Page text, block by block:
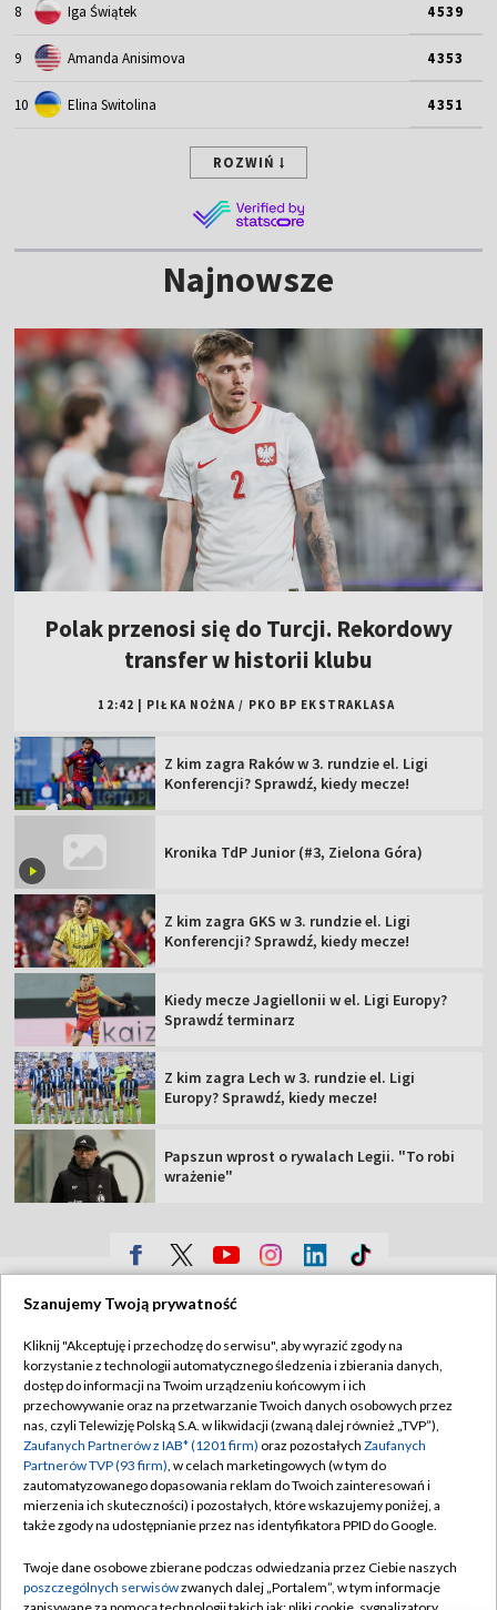
8 Iga Świątek 4539
9 Amanda Anisimova 4353
10 Elina Switolina 4351
ROZWIŃ
Najnowsze
Polak przenosi się do Turcji. Rekordowy
transfer w historii klubu
12:42 PIŁKA NOŻNA / PKO BP EKSTRAKLASA
Z kim zagra Raków w 3. rundzie el. Ligi
Konferencji? Sprawdź, kiedy mecze!
Kronika TdP Junior (#3, Zielona Góra)
Z kim zagra GKS w 3. rundzie el. Ligi
Konferencji? Sprawdź, kiedy mecze!
Kiedy mecze Jagiellonii w el. Ligi Europy?
Sprawdź terminarz
Z kim zagra Lech w 3. rundzie el. Ligi
Europy? Sprawdź, kiedy mecze!
Papszun wprost o rywalach Legii. "To robi
wrażenie"
Sklep TVP
Biuro Reklamy
Oferta Handlowa
Telegazeta ogłoszenia
Emisja w TVP
Ogłoszenia przetargowe
Polityka prywatności
Moje zgody
Biuro reklamy
Kontakt
©2026 Telewizja Polska Spółka Akcyjna w likwidacji
Szanujemy Twoją prywatność
Kliknij "Akceptuję i przechodzę do serwisu", aby wyrazić zgody na
korzystanie z technologii automatycznego śledzenia i zbierania danych,
dostęp do informacji na Twoim urządzeniu końcowym i ich
przechowywanie oraz na przetwarzanie Twoich danych osobowych przez
nas, czyli Telewizję Polską S.A. w likwidacji (zwaną dalej również „TVP”),
Zaufanych Partnerów z IAB* (1201 firm) oraz pozostałych Zaufanych
Partnerów TVP (93 firm), w celach marketingowych (w tym do
zautomatyzowanego dopasowania reklam do Twoich zainteresowań i
mierzenia ich skuteczności) i pozostałych, które wskazujemy poniżej, a
także zgody na udostępnianie przez nas identyfikatora PPID do Google.
Twoje dane osobowe zbierane podczas odwiedzania przez Ciebie naszych
poszczególnych serwisówzwanych dalej „Portalem”, w tym informacje